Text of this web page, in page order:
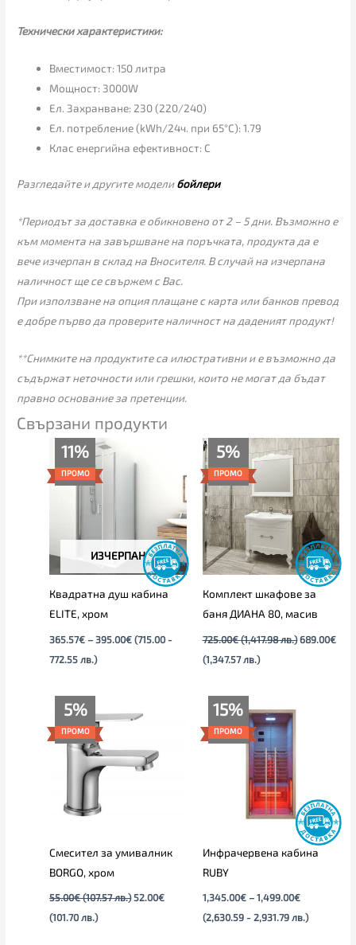
Технически характеристики:
Вместимост: 150 литра
Мощност: 3000W
Ел. Захранване: 230 (220/240)
Ел. потребление (kWh/24ч. при 65°C): 1.79
Клас енергийна ефективност: С
Разгледайте и другите моделибойлери
*Периодът за доставка е обикновено от 2 – 5 дни. Възможно е
към момента на завършване на поръчката, продукта да е
вече изчерпан в склад на Вносителя. В случай на изчерпана
наличност ще се свържем с Вас.
При използване на опция плащане с карта или банков превод
е добре първо да проверите наличност на даденият продукт!
**Снимките на продуктите са илюстративни и е възможно да
съдържат неточности или грешки, които не могат да бъдат
правно основание за претенции.
Свързани продукти
11%
ПРОМО
ИЗЧЕРПАН
Квадратна душ кабина
ELITE, хром
365.57€ – 395.00€
365.57€
(715.00 -
772.55 лв.)
5%
ПРОМО
Комплект шкафове за
баня ДИАНА 80, масив
725.00€ (1,417.98 лв.)
Original
price
was:
725.00€
(1,417.98
лв.).
689.00€
(1,347.57 лв.)
Текущата
цена
689.00€
(1,347.57
лв.).
5%
ПРОМО
Смесител за умивалник
BORGO, хром
55.00€ (107.57 лв.)
price
(107.57
лв.).
52.00€
(101.70 лв.)
цена
е:
52.00€
(101.70
лв.).
15%
ПРОМО
Инфрачервена кабина
RUBY
1,345.00€ – 1,499.00€
(2,630.59 - 2,931.79 лв.)